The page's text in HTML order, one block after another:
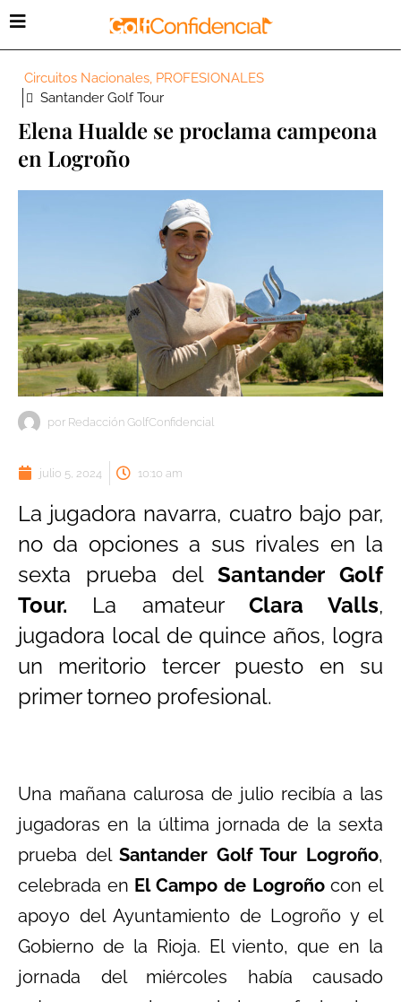
Circuitos Nacionales, PROFESIONALES
Santander Golf Tour
Elena Hualde se proclama campeona
en Logroño
por Redacción GolfConfidencial
julio 5, 2024 10:10 am
La jugadora navarra, cuatro bajo par,
no da opciones a sus rivales en la
sexta prueba delSantander Golf
Tour. La amateur Clara Valls,
jugadora local de quince años, logra
un meritorio tercer puesto en su
primer torneo profesional.
Una mañana calurosa de julio recibía a las
jugadoras en la última jornada de la sexta
prueba delSantander Golf Tour Logroño,
celebrada en El Campo de Logroñocon el
apoyo del Ayuntamiento de Logroño y el
Gobierno de la Rioja. El viento, que en la
jornada del miércoles había causado